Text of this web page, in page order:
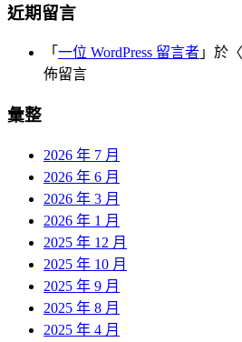
近期留言
「 一位 WordPress 留言者 」於〈
佈留言
彙整
2026 年 7 月
2026 年 6 月
2026 年 3 月
2026 年 1 月
2025 年 12 月
2025 年 10 月
2025 年 9 月
2025 年 8 月
2025 年 4 月